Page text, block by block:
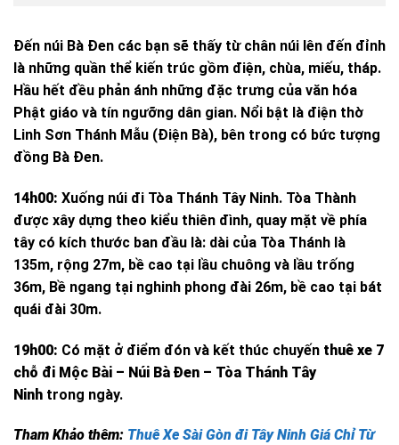
Đến núi Bà Đen các bạn sẽ thấy từ chân núi lên đến đỉnh
là những quần thể kiến trúc gồm điện, chùa, miếu, tháp.
Hầu hết đều phản ánh những đặc trưng của văn hóa
Phật giáo và tín ngưỡng dân gian. Nổi bật là điện thờ
Linh Sơn Thánh Mẫu (Điện Bà), bên trong có bức tượng
đồng Bà Đen.
14h00: Xuống núi đi Tòa Thánh Tây Ninh. Tòa Thành
được xây dựng theo kiểu thiên đình, quay mặt về phía
tây có kích thước ban đầu là: dài của Tòa Thánh là
135m, rộng 27m, bề cao tại lầu chuông và lầu trống
36m, Bề ngang tại nghinh phong đài 26m, bề cao tại bát
quái đài 30m.
19h00: Có mặt ở điểm đón và kết thúc chuyến thuê xe 7
chỗ đi Mộc Bài – Núi Bà Đen – Tòa Thánh Tây
Ninh trong ngày.
Tham Khảo thêm: Thuê Xe Sài Gòn đi Tây Ninh Giá Chỉ Từ